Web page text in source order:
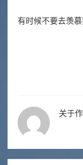
有时候不要去羡
关于